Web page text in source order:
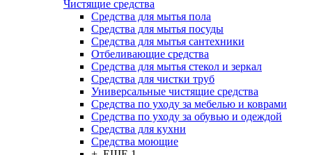
Чистящие средства
Средства для мытья пола
Средства для мытья посуды
Средства для мытья сантехники
Отбеливающие средства
Средства для мытья стекол и зеркал
Средства для чистки труб
Универсальные чистящие средства
Средства по уходу за мебелью и коврами
Средства по уходу за обувью и одеждой
Средства для кухни
Средства моющие